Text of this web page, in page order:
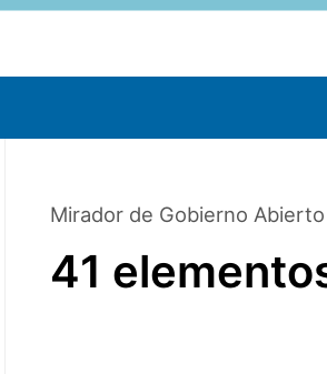
Mirador de Gobierno Abierto
41